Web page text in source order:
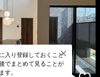
入り登録しておくこと
でまとめて見ることが
す。